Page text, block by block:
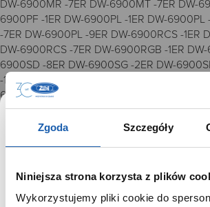
Zgoda Szczegóły
Niniejsza strona korzysta z plików
Wykorzystujemy pliki cookie do
DW-6900MR -7ER DW-6900MT -7ER DW-
6900PF -1ER DW-6900PL -1ER DW-
-7ER DW-6900PL -9ER DW-6900RCS -1ER
DW-6900RCS -7ER DW-6900RGB -1ER
6900SD -8ER DW-6900SG -2ER DW-
-1DR DW-6900SN -1ER DW-6900SN -3ER
6900SN -7ER DW-6900TD -4ER DW-
-9ER DW-6900ZB -2ER DW-6900ZB -3ER
6900ZB -9ER DW-6901UD -3ER DW-
-9ER GM-6900GDA -9ER GM-6900SCM -
MTP-1372L -9BVEF 1289 3230 3530 3230